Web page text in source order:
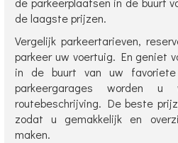
de laagste prijzen.
Vergelijk parkeertarieven,
parkeer uw voertuig. En geniet
in de buurt van uw favoriete
parkeergarages worden u
routebeschrijving. De beste
zodat u gemakkelijk en
maken.